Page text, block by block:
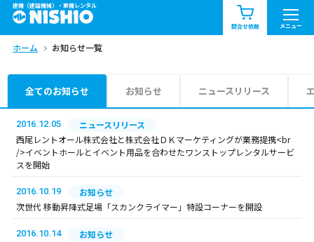
建機（建設機械）・重機レンタル
問合せ依頼 メニュー
商品一覧 お知らせ一覧
問合せ依頼リスト
エリア情報を見る
中部 関西 中国・四国
九州・沖縄（外部）
ホーム お知らせ一覧
全てのお知らせ お知らせ ニュースリリース
2016.12.05
ニュースリリース
西尾レントオール株式会社と株式会社ＤＫマーケティングが業務提携<br
/>イベントホールとイベント用品を合わせたワンストップレンタルサービ
スを開始
2016.10.19
お知らせ
次世代 移動昇降式足場「スカンクライマー」特設コーナーを開設
2016.10.14
お知らせ